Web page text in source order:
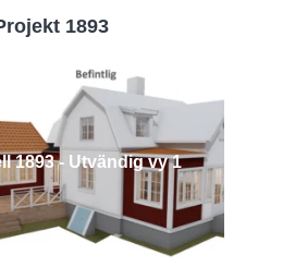
1893
1893 - Utvändig vy 1